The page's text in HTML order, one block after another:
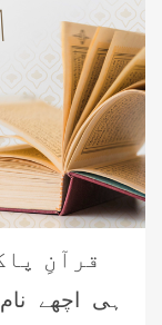
قرآنِ
ہی اچھے